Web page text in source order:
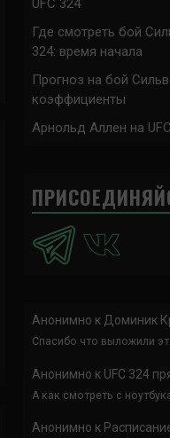
UFC 324
Где смотреть бой
324: время начала
Прогноз на бой
коэффициенты
Арнольд Аллен на
Анонимно к Доминик
Спасибо что выложили
Анонимно к UFC 324
А как смотреть с
Анонимно к